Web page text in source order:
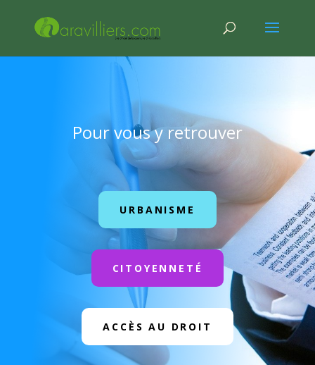
Pour vous y retrouver
URBANISME
CITOYENNETÉ
ACCÈS AU DROIT